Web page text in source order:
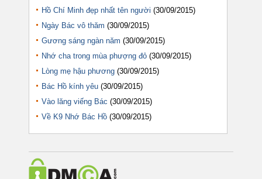
Hồ Chí Minh đẹp nhất tên người (30/09/2015)
Ngày Bác vô thăm (30/09/2015)
Gương sáng ngàn năm (30/09/2015)
Nhớ cha trong mùa phượng đỏ (30/09/2015)
Lòng mẹ hậu phương (30/09/2015)
Bác Hồ kính yêu (30/09/2015)
Vào lăng viếng Bác (30/09/2015)
Về K9 Nhớ Bác Hồ (30/09/2015)